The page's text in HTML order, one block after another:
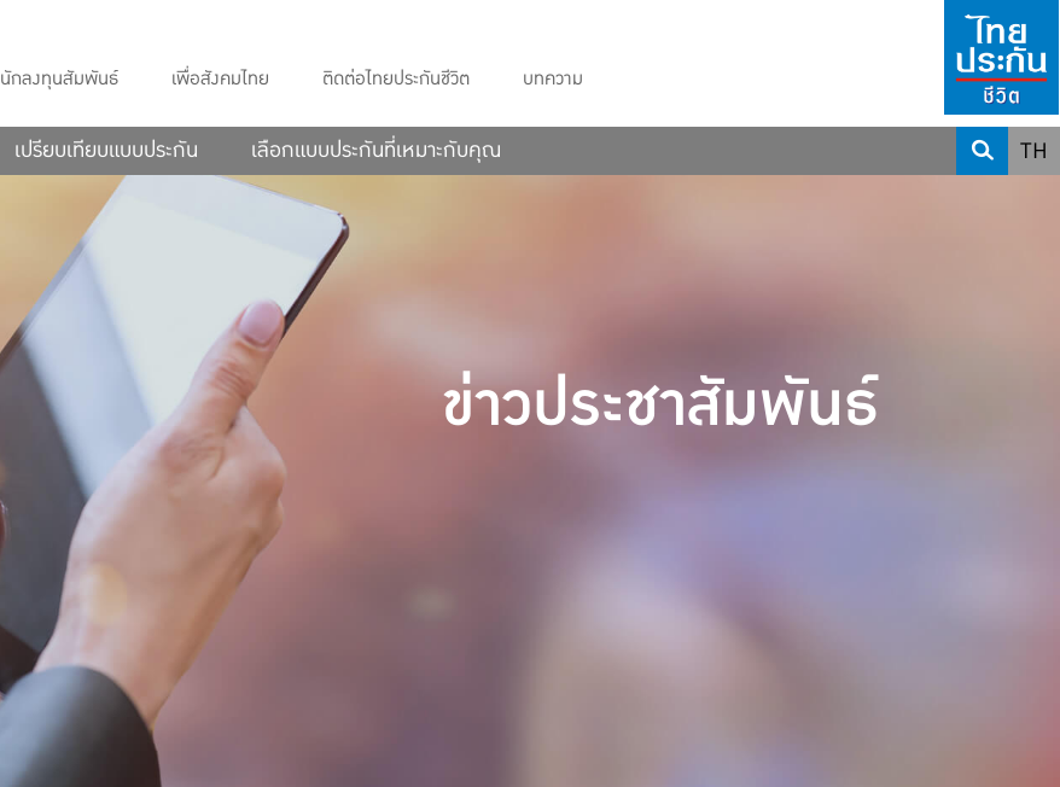
นักลงทุนสัมพันธ์ เพื่อสังคมไทย ติดต่อไทยประกันชีวิต บทความ
เปรียบเทียบแบบประกัน เลือกแบบประกันที่เหมาะกับคุณ TH
ข่าวประชาสัมพันธ์